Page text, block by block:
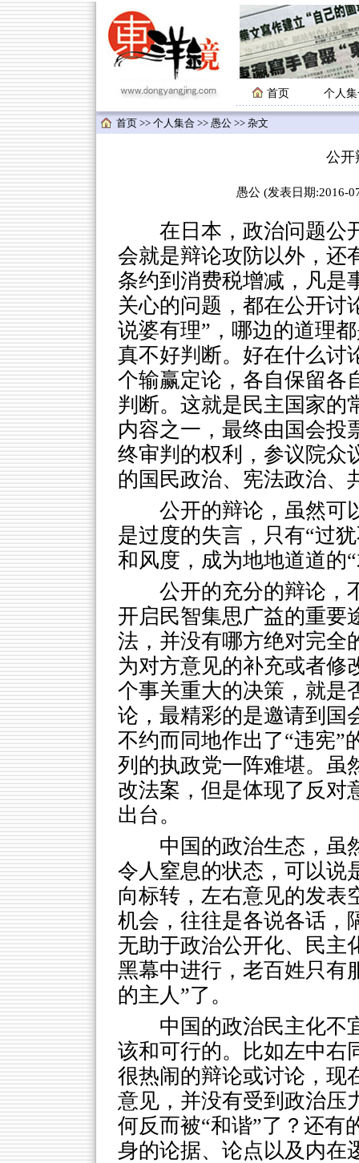
首页 个人
首页 >> 个人集合 >> 愚公 >> 杂文
公开
愚公 (发表日期:2016-
在日本，政治问题公
会就是辩论攻防以外，还
条约到消费税增减，凡是
关心的问题，都在公开讨
说婆有理”，哪边的道理
真不好判断。好在什么讨
个输赢定论，各自保留各
判断。这就是民主国家的
内容之一，最终由国会投
终审判的权利，参议院众
的国民政治、宪法政治、
公开的辩论，虽然可
是过度的失言，只有“过
和风度，成为地地道道的
公开的充分的辩论，
开启民智集思广益的重要
法，并没有哪方绝对完全
为对方意见的补充或者修
个事关重大的决策，就是
论，最精彩的是邀请到国
不约而同地作出了“违宪”
列的执政党一阵难堪。虽
改法案，但是体现了反对
出台。
中国的政治生态，虽
令人窒息的状态，可以说
向标转，左右意见的发表
机会，往往是各说各话，
无助于政治公开化、民主
黑幕中进行，老百姓只有
的主人”了。
中国的政治民主化不
该和可行的。比如左中右
很热闹的辩论或讨论，现
意见，并没有受到政治压
何反而被“和谐”了？还有
身的论据、论点以及内在